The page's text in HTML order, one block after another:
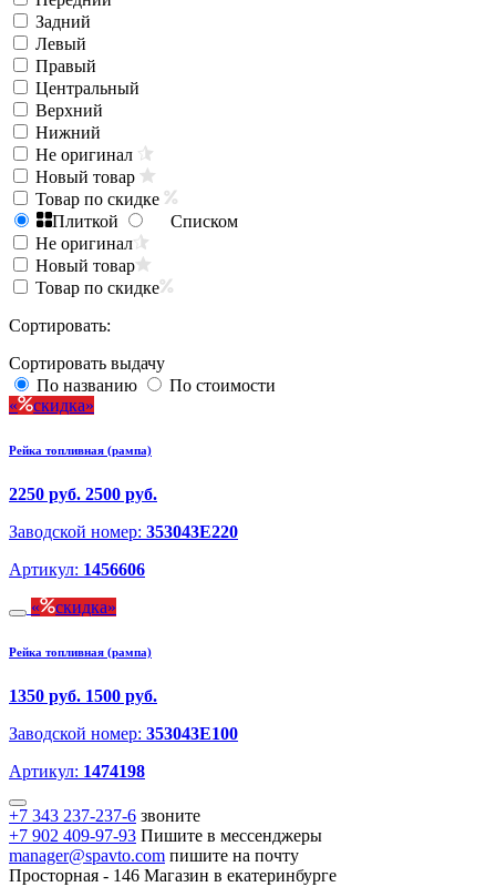
Задний
Левый
Правый
Центральный
Верхний
Нижний
Не оригинал
Новый товар
Товар по скидке
Плиткой
Списком
Не оригинал
Новый товар
Товар по скидке
Сортировать:
Сортировать выдачу
По названию
По стоимости
скидка
Рейка топливная (рампа)
2250 руб. 2500 руб.
Заводской номер: 353043E220
Артикул: 1456606
скидка
Рейка топливная (рампа)
1350 руб. 1500 руб.
Заводской номер: 353043E100
Артикул: 1474198
+7 343 237-237-6 звоните
+7 902 409-97-93 Пишите в мессенджеры
manager@spavto.com пишите на почту
Просторная - 146 Магазин в екатеринбурге